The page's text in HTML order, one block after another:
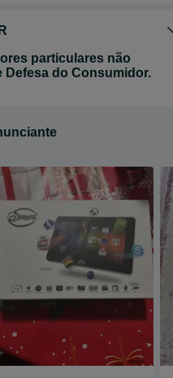
particulares não
Defesa do Consumidor.